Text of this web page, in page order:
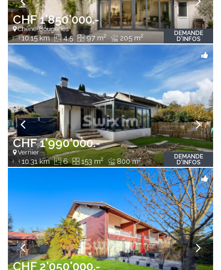
CHF 1'850'000.-
Chêne-Bougeries
10.15 km 4.5 97 m2 205 m2
DEMANDE
D'INFOS
CHF 1'990'000.-
Vernier
10.31 km 6 153 m2 800 m2
DEMANDE
D'INFOS
CHF 2'050'000.-